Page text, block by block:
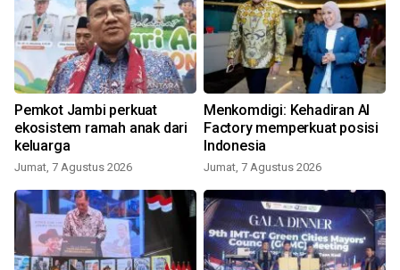
Pemkot Jambi perkuat
ekosistem ramah anak dari
keluarga
Jumat, 7 Agustus 2026
Menkomdigi: Kehadiran AI
Factory memperkuat posisi
Indonesia
Jumat, 7 Agustus 2026